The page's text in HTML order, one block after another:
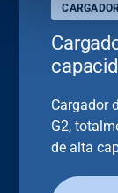
Cargador
G2,
de alta